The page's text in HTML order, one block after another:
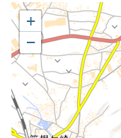
+
−